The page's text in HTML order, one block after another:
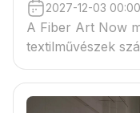
2027-12-03
A Fiber Art Now
textilművészek